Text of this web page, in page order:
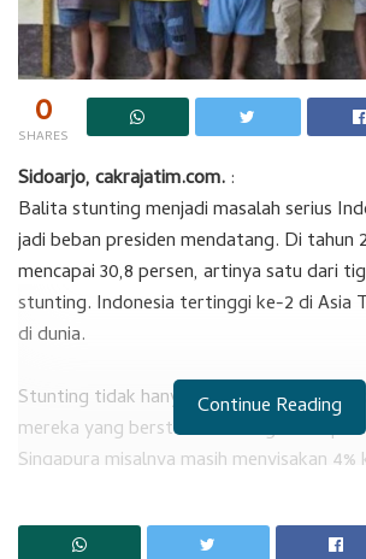
0
SHARES
Sidoarjo, cakrajatim.com.:
Balita stunting menjadi masalah serius
jadi beban presiden mendatang. Di tahun
mencapai 30,8 persen, artinya satu dari
stunting. Indonesia tertinggi ke-2 di Asia
di dunia.
Stunting tidak hanya dialami keluarga
mereka yang berstatus keluarga mampu
Singapura misalnya masih menyisakan
Tingginya angka stunting di Indonesia
Continue Reading